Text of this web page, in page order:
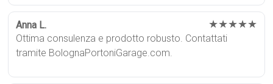
Anna L. ★★★★★
Ottima consulenza e prodotto robusto. Contattati
tramite BolognaPortoniGarage.com.